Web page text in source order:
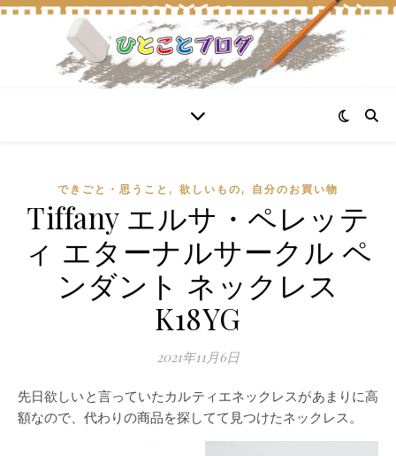
できごと・思うこと , 欲しいもの, 自分のお買い物
Tiffany エルサ・ペレッテ
ィ エターナルサークル ペ
ンダント ネックレス
K18YG
2021年11月6日
先日欲しいと言っていたカルティエネックレスがあまりに高
額なので、代わりの商品を探してて見つけたネックレス。